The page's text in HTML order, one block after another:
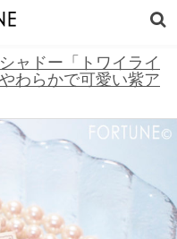
ャドー「トワイライ
わらかで可愛い紫ア